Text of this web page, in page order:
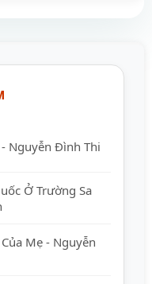
Nguyễn Đình Thi
Ở Trường Sa
Mẹ - Nguyễn